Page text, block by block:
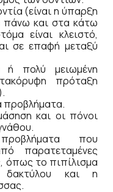
(είναι η ύπαρξη
πάνω και στα κάτω
είναι κλειστό,
σε επαφή μεταξύ
ή πολύ μειωμένη
πρόταξη
προβλήματα.
και οι πόνοι
που
παρατεταμένες
όπως το πιπίλισμα
και η